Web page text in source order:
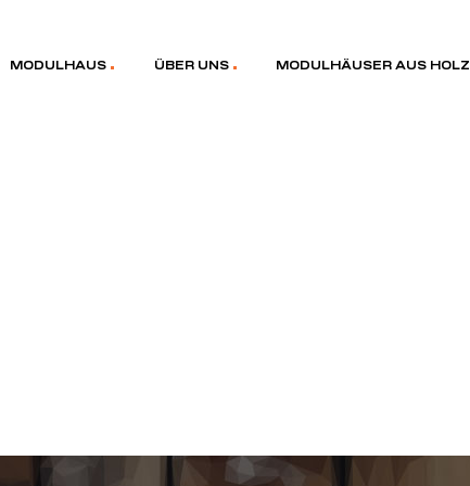
MODULHAUS ÜBER UNS MODULHÄUSER AUS HOLZ